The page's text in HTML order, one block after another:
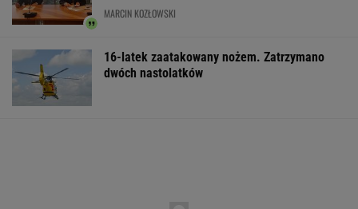
MARCIN KOZŁOWSKI
16-latek zaatakowany nożem. Zatrzymano
dwóch nastolatków